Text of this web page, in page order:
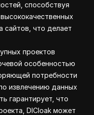
способствуя
сайтов, что делает
проектов
особенностью
потребности
извлечению данных
гарантирует, что
DICloak может